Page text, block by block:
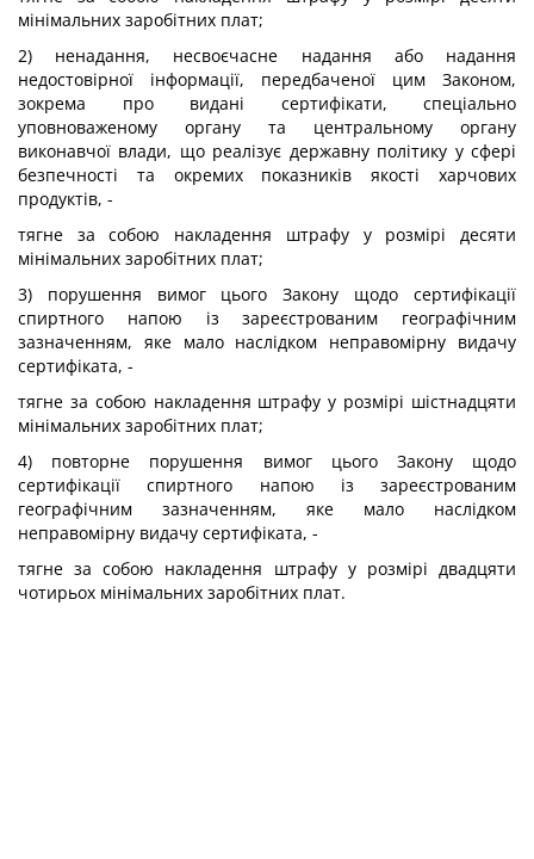
мінімальних заробітних плат;
2) ненадання, несвоєчасне надання або надання
недостовірної інформації, передбаченої цим Законом,
зокрема про видані сертифікати, спеціально
уповноваженому органу та центральному органу
виконавчої влади, що реалізує державну політику у сфері
безпечності та окремих показників якості харчових
продуктів, -
тягне за собою накладення штрафу у розмірі десяти
мінімальних заробітних плат;
3) порушення вимог цього Закону щодо сертифікації
спиртного напою із зареєстрованим географічним
зазначенням, яке мало наслідком неправомірну видачу
сертифіката, -
тягне за собою накладення штрафу у розмірі шістнадцяти
мінімальних заробітних плат;
4) повторне порушення вимог цього Закону щодо
сертифікації спиртного напою із зареєстрованим
географічним зазначенням, яке мало наслідком
неправомірну видачу сертифіката, -
тягне за собою накладення штрафу у розмірі двадцяти
чотирьох мінімальних заробітних плат.